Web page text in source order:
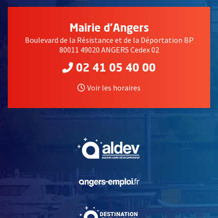
Mairie d'Angers
Boulevard de la Résistance et de la Déportation BP
80011 49020 ANGERS Cedex 02
02 41 05 40 00
Voir les horaires
, Ouvre une nouvelle